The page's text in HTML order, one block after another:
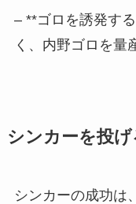
– **ゴロを誘発す
く、内野ゴロを量
シンカーを投
シンカーの成功は